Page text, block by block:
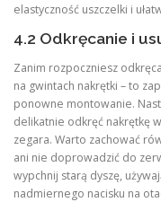
elastyczność uszczelki i
4.2 Odkręcanie i
Zanim rozpoczniesz
na gwintach nakrętki – to
ponowne montowanie.
delikatnie odkręć nakrętkę
zegara. Warto zachować
ani nie doprowadzić do
wypchnij starą dyszę,
nadmiernego nacisku na